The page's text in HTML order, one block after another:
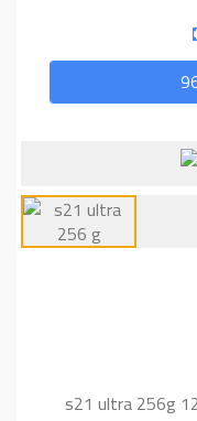
s21 ultra 256g